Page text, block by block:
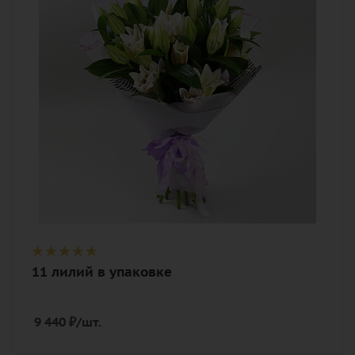
лилия, лента, дизайнерская упаковка
11 лилий в упаковке
9 440 ₽/шт.